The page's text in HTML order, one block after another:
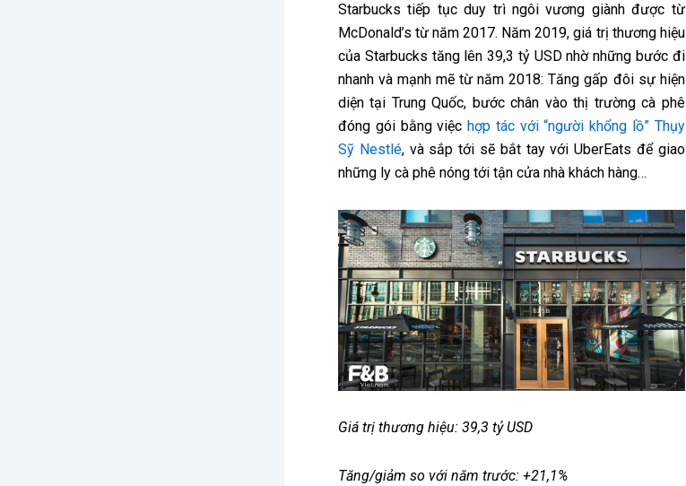
Starbucks tiếp tục duy trì ngôi vương giành được từ
McDonald’s từ năm 2017. Năm 2019, giá trị thương hiệu
của Starbucks tăng lên 39,3 tỷ USD nhờ những bước đi
nhanh và mạnh mẽ từ năm 2018: Tăng gấp đôi sự hiện
diện tại Trung Quốc, bước chân vào thị trường cà phê
đóng gói bằng việchợp tác với “người khổng lồ” Thụy
Sỹ Nestlé, và sắp tới sẽ bắt tay với UberEats để giao
những ly cà phê nóng tới tận cửa nhà khách hàng…
Giá trị thương hiệu: 39,3 tỷ USD
Tăng/giảm so với năm trước: +21,1%